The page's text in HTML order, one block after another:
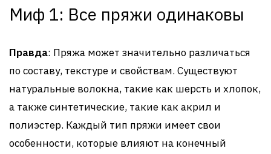
Миф 1: Все пряжи одинаковы
Правда: Пряжа может значительно различаться
по составу, текстуре и свойствам. Существуют
натуральные волокна, такие как шерсть и хлопок,
а также синтетические, такие как акрил и
полиэстер. Каждый тип пряжи имеет свои
особенности, которые влияют на конечный